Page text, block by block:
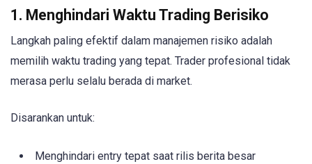
1. Menghindari Waktu Trading Berisiko
Langkah paling efektif dalam manajemen risiko adalah
memilih waktu trading yang tepat. Trader profesional tidak
merasa perlu selalu berada di market.
Disarankan untuk:
Menghindari entry tepat saat rilis berita besar